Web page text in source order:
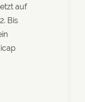
auf
Bis